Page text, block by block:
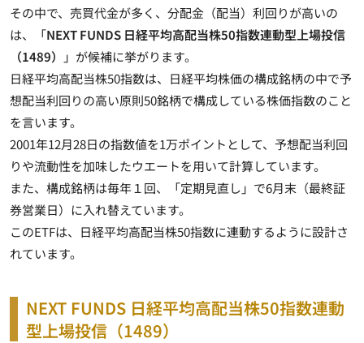
その中で、売買代金が多く、分配金（配当）利回りが高いの
は、「NEXT FUNDS 日経平均高配当株50指数連動型上場投信
（1489）
」が候補に挙がります。
日経平均高配当株50指数は、日経平均株価の構成銘柄の中で予
想配当利回りの高い原則50銘柄で構成している株価指数のこと
を言います。
2001年12月28日の指数値を1万ポイントとして、予想配当利回
りや流動性を加味したウエートを用いて計算しています。
また、構成銘柄は毎年１回、「定期見直し」で6月末（最終証
券営業日）に入れ替えています。
このETFは、日経平均高配当株50指数に連動するように設計さ
れています。
NEXT FUNDS 日経平均高配当株50指数連動
型上場投信（1489）